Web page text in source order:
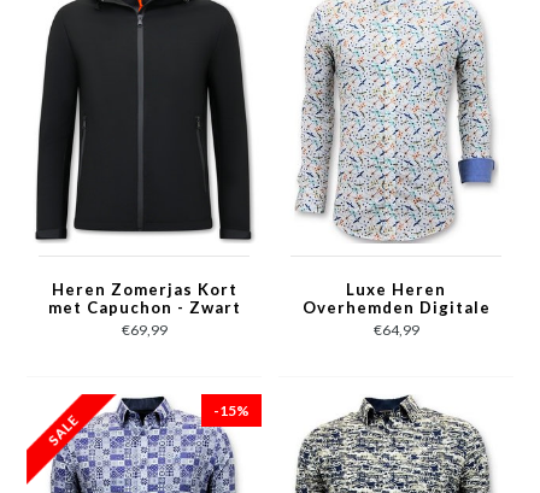
Heren Zomerjas Kort
met Capuchon - Zwart
€69,99
Luxe Heren
Overhemden Digitale
Print - 3063 - Wit
€64,99
-15%